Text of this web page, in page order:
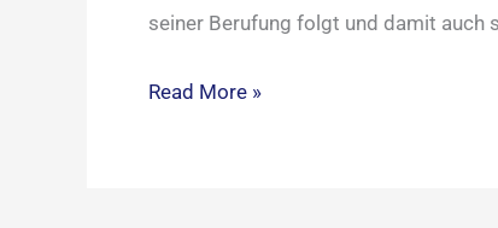
seiner Berufung folgt und damit auch
Read More »